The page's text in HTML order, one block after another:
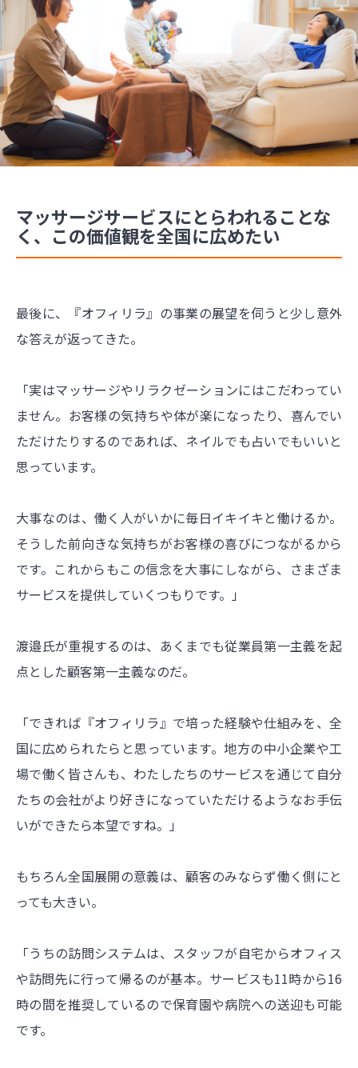
マッサージサービスにとらわれることな
く、この価値観を全国に広めたい
最後に、『オフィリラ』の事業の展望を伺うと少し意外
な答えが返ってきた。
「実はマッサージやリラクゼーションにはこだわってい
ません。お客様の気持ちや体が楽になったり、喜んでい
ただけたりするのであれば、ネイルでも占いでもいいと
思っています。
大事なのは、働く人がいかに毎日イキイキと働けるか。
そうした前向きな気持ちがお客様の喜びにつながるから
です。これからもこの信念を大事にしながら、さまざま
サービスを提供していくつもりです。」
渡邉氏が重視するのは、あくまでも従業員第一主義を起
点とした顧客第一主義なのだ。
「できれば『オフィリラ』で培った経験や仕組みを、全
国に広められたらと思っています。地方の中小企業や工
場で働く皆さんも、わたしたちのサービスを通じて自分
たちの会社がより好きになっていただけるようなお手伝
いができたら本望ですね。」
もちろん全国展開の意義は、顧客のみならず働く側にと
っても大きい。
「うちの訪問システムは、スタッフが自宅からオフィス
や訪問先に行って帰るのが基本。サービスも11時から16
時の間を推奨しているので保育園や病院への送迎も可能
です。